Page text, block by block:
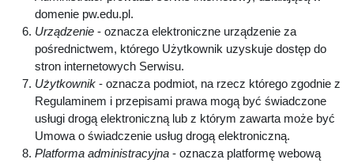
domenie pw.edu.pl.
Urządzenie - oznacza elektroniczne urządzenie za
pośrednictwem, którego Użytkownik uzyskuje dostęp do
stron internetowych Serwisu.
Użytkownik - oznacza podmiot, na rzecz którego zgodnie z
Regulaminem i przepisami prawa mogą być świadczone
usługi drogą elektroniczną lub z którym zawarta może być
Umowa o świadczenie usług drogą elektroniczną.
Platforma administracyjna - oznacza platformę webową